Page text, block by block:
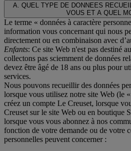
A. QUEL TYPE DE DONNEES
VOUS ET A QUEL
Le terme « données à caractère
information vous concernant qui nous
directement ou en combinaison avec
Enfants: Ce site Web n'est pas destiné
collectons pas sciemment de données
devez être âgé de 18 ans ou plus pour
services.
Nous pouvons recueillir des données
lorsque vous utilisez notre site Web (le
créez un compte Le Creuset, lorsque
Creuset sur le site Web ou en boutique
lorsque vous vous abonnez à nos
fonction de votre demande ou de votre
personnelles peuvent concerner :